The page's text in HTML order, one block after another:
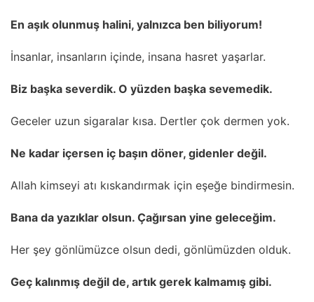
En aşık olunmuş halini, yalnızca ben biliyorum!
İnsanlar, insanların içinde, insana hasret yaşarlar.
Biz başka severdik. O yüzden başka sevemedik.
Geceler uzun sigaralar kısa. Dertler çok dermen yok.
Ne kadar içersen iç başın döner, gidenler değil.
Allah kimseyi atı kıskandırmak için eşeğe bindirmesin.
Bana da yazıklar olsun. Çağırsan yine geleceğim.
Her şey gönlümüzce olsun dedi, gönlümüzden olduk.
Geç kalınmış değil de, artık gerek kalmamış gibi.